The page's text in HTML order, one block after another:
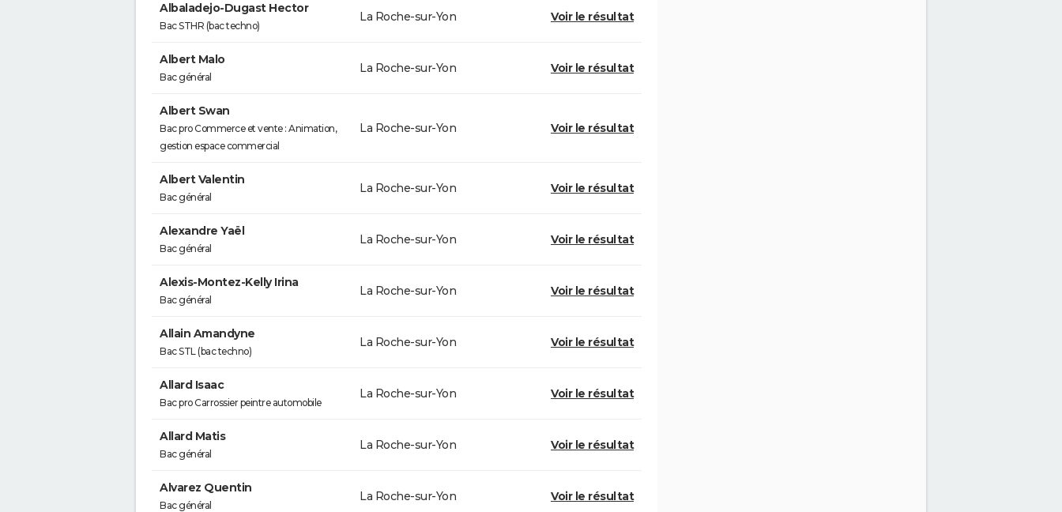
Albaladejo-Dugast Hector
Bac STHR (bac techno)
La Roche-sur-Yon Voir le résultat
Albert Malo
Bac général
La Roche-sur-Yon Voir le résultat
Albert Swan
Bac pro Commerce et vente : Animation,
gestion espace commercial
La Roche-sur-Yon Voir le résultat
Albert Valentin
Bac général
La Roche-sur-Yon Voir le résultat
Alexandre Yaël
Bac général
La Roche-sur-Yon Voir le résultat
Alexis-Montez-Kelly Irina
Bac général
La Roche-sur-Yon Voir le résultat
Allain Amandyne
Bac STL (bac techno)
La Roche-sur-Yon Voir le résultat
Allard Isaac
Bac pro Carrossier peintre automobile
La Roche-sur-Yon Voir le résultat
Allard Matis
Bac général
La Roche-sur-Yon Voir le résultat
Alvarez Quentin
Bac général
La Roche-sur-Yon Voir le résultat